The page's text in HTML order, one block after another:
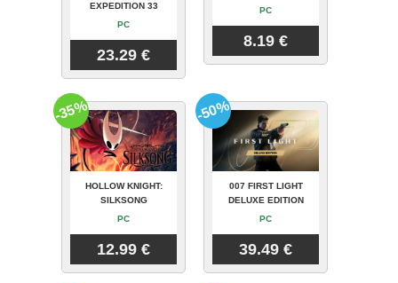
EXPEDITION 33
PC
23.29 €
PC
8.19 €
HOLLOW KNIGHT:
SILKSONG
PC
12.99 €
-35%
007 FIRST LIGHT
DELUXE EDITION
PC
39.49 €
-50%